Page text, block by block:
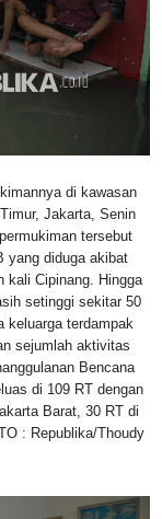
di kawasan
Jakarta, Senin
tersebut
yang diduga akibat
kali Cipinang. Hingga
setinggi sekitar 50
keluarga terdampak
sejumlah aktivitas
Bencana
di 109 RT dengan
Barat, 30 RT di
: Republika/Thoudy